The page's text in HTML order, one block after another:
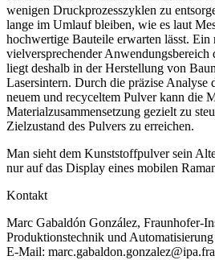
wenigen Druckprozesszyklen zu
lange im Umlauf bleiben, wie es laut
hochwertige Bauteile erwarten lässt. Ein
vielversprechender Anwendungsbereich
liegt deshalb in der Herstellung von
Lasersintern. Durch die präzise Analyse
neuem und recyceltem Pulver kann die
Materialzusammensetzung gezielt zu
Zielzustand des Pulvers zu erreichen.
Man sieht dem Kunststoffpulver sein
nur auf das Display eines mobilen
Kontakt
Marc Gabaldón González, Fraunhofer-
Produktionstechnik und
E-Mail: